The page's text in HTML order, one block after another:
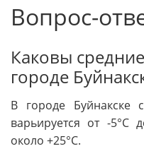
Вопрос-
Каковы
городе
В городе Буйнакске
варьируется от -5°C
около +25°C.